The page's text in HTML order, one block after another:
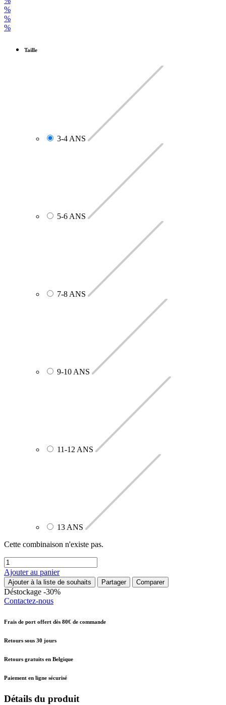
%
%
%
Taille
3-4 ANS
5-6 ANS
7-8 ANS
9-10 ANS
11-12 ANS
13 ANS
Cette combinaison n'existe pas.
Ajouter au panier
Ajouter à la liste de souhaits Partager Comparer
Déstockage -30%
Contactez-nous
Frais de port offert dès 80€ de commande
Retours sous 30 jours
Retours gratuits en Belgique
Paiement en ligne sécurisé
Détails du produit